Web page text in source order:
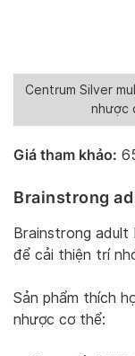
Centrum Silver
nhược
Giá tham khảo:
Brainstrong
Brainstrong adult
để cải thiện trí
Sản phẩm thích
nhược cơ thể: